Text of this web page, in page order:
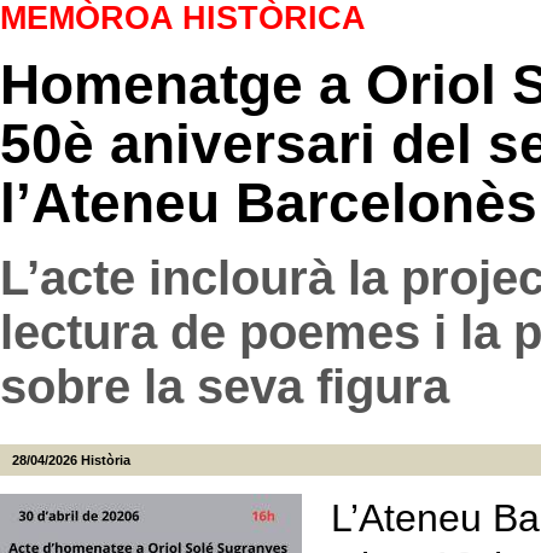
MEMÒROA HISTÒRICA
Homenatge a Oriol
50è aniversari del
l’Ateneu Barcelonès
L’acte inclourà la
lectura de poemes i la
sobre la seva figura
28/04/2026 Història
L’Ateneu